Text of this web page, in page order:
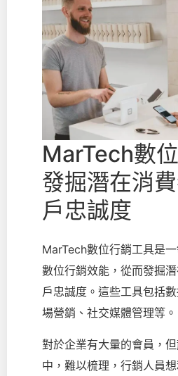
MarTech數
發掘潛在消
戶忠誠度
MarTech數位行銷工具是
數位行銷效能，從而發掘
戶忠誠度。這些工具包括
場營銷、社交媒體管理等。
對於企業有大量的會員，
中，難以梳理，行銷人員